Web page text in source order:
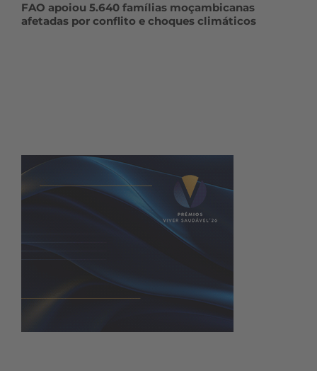
FAO apoiou 5.640 famílias moçambicanas
afetadas por conflito e choques climáticos